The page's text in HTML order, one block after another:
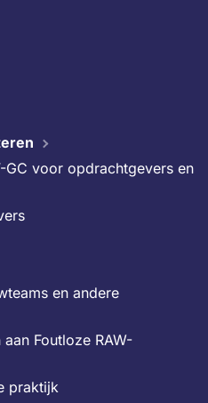
GC voor opdrachtgevers en
en andere
Foutloze RAW-
praktijk